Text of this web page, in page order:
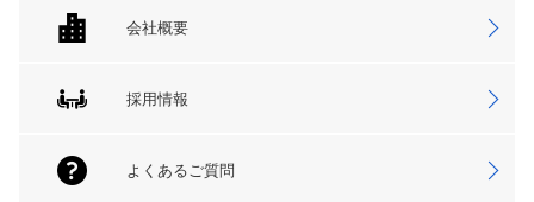
会社概要
採用情報
よくあるご質問